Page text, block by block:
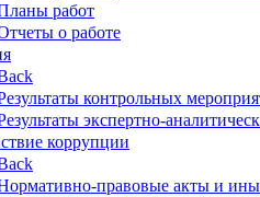
работ
о работе
контрольных
экспертно-
коррупции
правовые акты и